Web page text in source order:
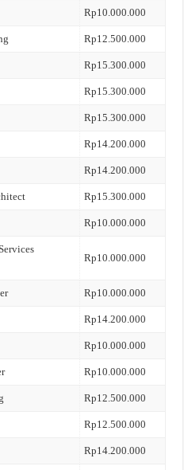
Rp10.000.000
Rp12.500.000
Rp15.300.000
Rp15.300.000
Rp15.300.000
Rp14.200.000
Rp14.200.000
Rp15.300.000
Rp10.000.000
Rp10.000.000
Rp10.000.000
Rp14.200.000
Rp10.000.000
Rp10.000.000
Rp12.500.000
Rp12.500.000
Rp14.200.000